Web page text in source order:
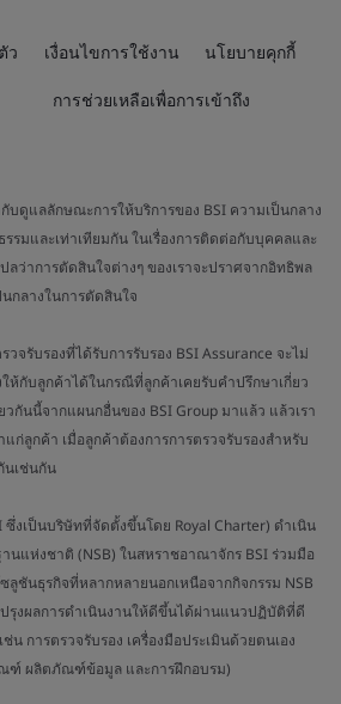
ว เงื่อนไขการใช้งาน นโยบายคุกกี้
การช่วยเหลือเพื่อการเข้าถึง
บดูแลลักษณะการให้บริการของ BSI ความเป็นกลาง
รมและเท่าเทียมกัน ในเรื่องการติดต่อกับบุคคลและ
ว่าการตัดสินใจต่างๆ ของเราจะปราศจากอิทธิพล
กลางในการตัดสินใจ
จรับรองที่ได้รับการรับรอง BSI Assurance จะไม่
ให้กับลูกค้าได้ในกรณีที่ลูกค้าเคยรับคำปรึกษาเกี่ยว
วกันนี้จากแผนกอื่นของ BSI Group มาแล้ว แล้วเรา
ก่ลูกค้า เมื่อลูกค้าต้องการการตรวจรับรองสำหรับ
นเช่นกัน
งเป็นบริษัทที่จัดตั้งขึ้นโดย Royal Charter) ดำเนิน
นแห่งชาติ (NSB) ในสหราชอาณาจักร BSI ร่วมมือ
ลูชันธุรกิจที่หลากหลายนอกเหนือจากกิจกรรม NSB
รุงผลการดำเนินงานให้ดีขึ้นได้ผ่านแนวปฏิบัติที่ดี
การตรวจรับรอง เครื่องมือประเมินด้วยตนเอง
ฑ์ ผลิตภัณฑ์ข้อมูล และการฝึกอบรม)